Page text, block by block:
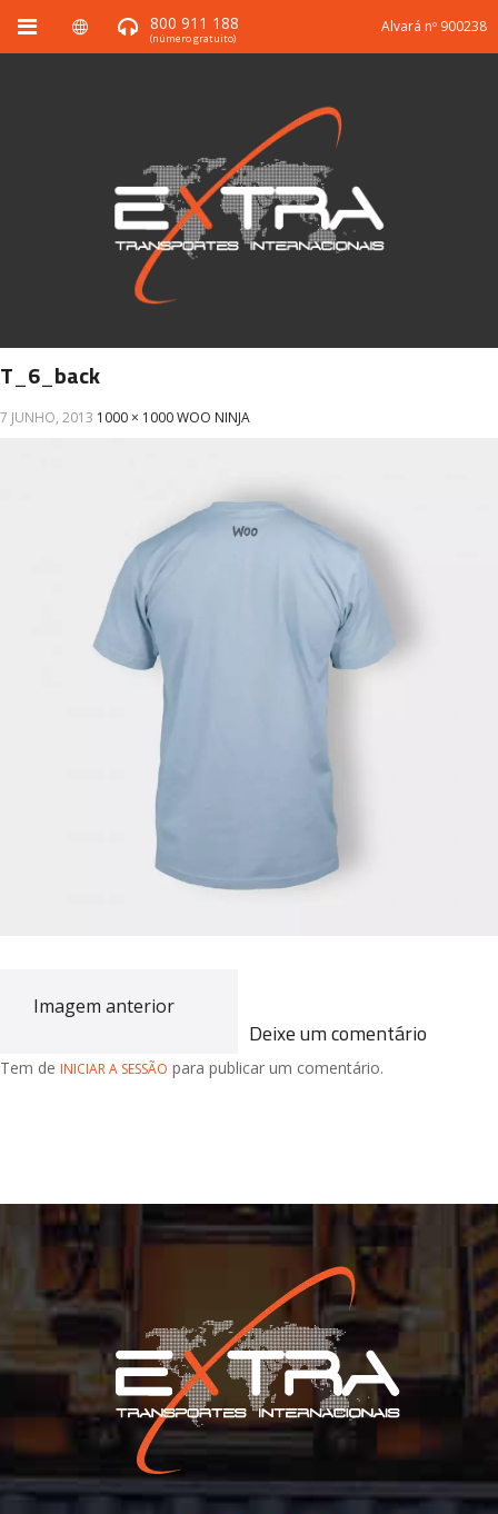
800 911 188
(número gratuito)
Alvará nº 900238
T_6_back
7 JUNHO, 2013 1000 × 1000WOO NINJA
Imagem anterior
Deixe um comentário
Tem de INICIAR A SESSÃO para publicar um comentário.